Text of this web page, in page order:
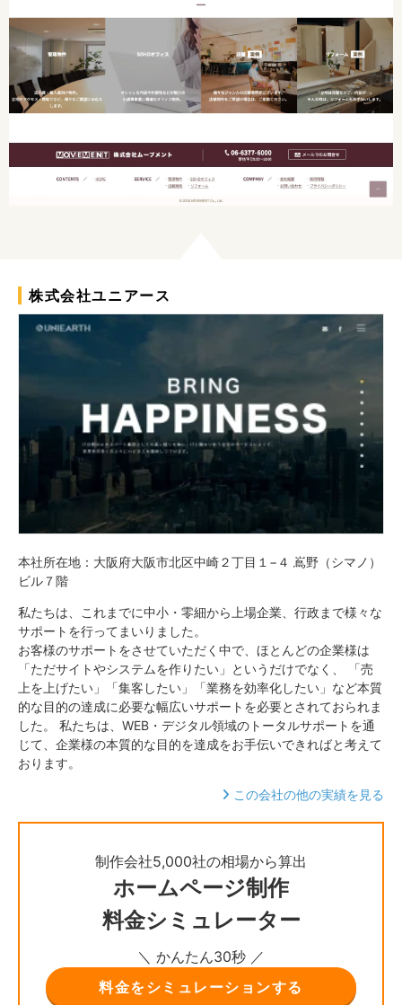
株式会社ユニアース
本社所在地：大阪府大阪市北区中崎２丁目１−４ 嶌野（シマノ）
ビル７階
私たちは、これまでに中小・零細から上場企業、行政まで様々な
サポートを行ってまいりました。
お客様のサポートをさせていただく中で、ほとんどの企業様は
「ただサイトやシステムを作りたい」というだけでなく、 「売
上を上げたい」「集客したい」「業務を効率化したい」など本質
的な目的の達成に必要な幅広いサポートを必要とされておられま
した。 私たちは、WEB・デジタル領域のトータルサポートを通
じて、企業様の本質的な目的を達成をお手伝いできればと考えて
おります。
この会社の他の実績を見る
制作会社5,000社の相場から算出
ホームページ制作
料金シミュレーター
＼ かんたん30秒 ／
料金をシミュレーションする